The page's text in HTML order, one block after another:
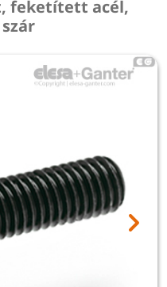
feketített acél,